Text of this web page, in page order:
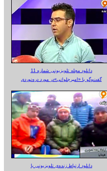
دانلود مجله تلویزیونی شماره 11
گفت‌وگو با «امیرجلوانی»در مورد دره‌نوردی
دانلود ارتباط زنده‌ی تلویزیونی‌ با